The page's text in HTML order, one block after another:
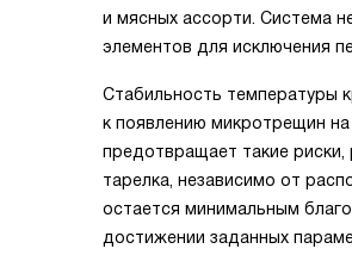
и мясных ассорти. Система
элементов для исключения
Стабильность температуры
к появлению микротрещин на
предотвращает такие
тарелка, независимо от
остается минимальным
достижении заданных